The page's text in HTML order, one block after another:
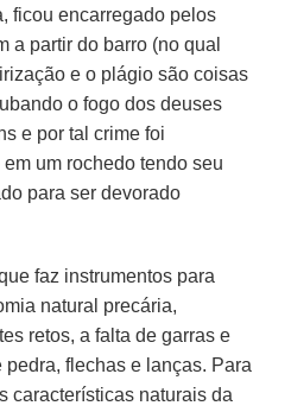
ficou encarregado pelos
a partir do barro (no qual
e o plágio são coisas
o fogo dos deuses
e por tal crime foi
um rochedo tendo seu
para ser devorado
faz instrumentos para
natural precária,
retos, a falta de garras e
flechas e lanças. Para
características naturais da